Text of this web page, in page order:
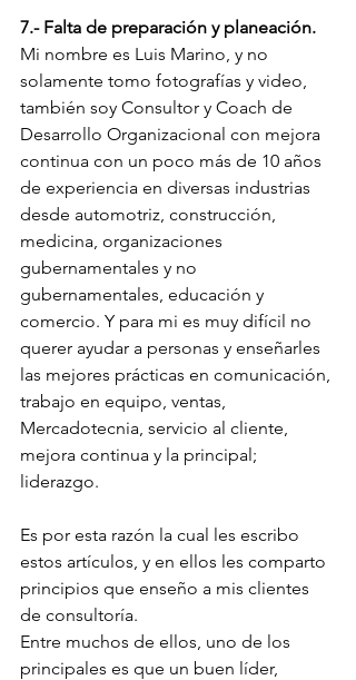
7.- Falta de preparación y planeación.
Mi nombre es Luis Marino, y no
solamente tomo fotografías y video,
también soy Consultor y Coach de
Desarrollo Organizacional con mejora
continua con un poco más de 10 años
de experiencia en diversas industrias
desde automotriz, construcción,
medicina, organizaciones
gubernamentales y no
gubernamentales, educación y
comercio. Y para mi es muy difícil no
querer ayudar a personas y enseñarles
las mejores prácticas en comunicación,
trabajo en equipo, ventas,
Mercadotecnia, servicio al cliente,
mejora continua y la principal;
liderazgo.
Es por esta razón la cual les escribo
estos artículos, y en ellos les comparto
principios que enseño a mis clientes
de consultoría.
Entre muchos de ellos, uno de los
principales es que un buen líder,